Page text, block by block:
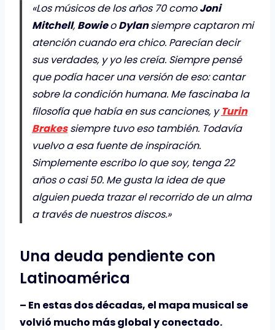
«Los músicos de los años 70 comoJoni
Mitchell, BowieoDylansiempre captaron mi
atención cuando era chico. Parecían decir
sus verdades, y yo les creía. Siempre pensé
que podía hacer una versión de eso: cantar
sobre la condición humana. Me fascinaba la
filosofía que había en sus canciones, yTurin
Brakessiempre tuvo eso también. Todavía
vuelvo a esa fuente de inspiración.
Simplemente escribo lo que soy, tenga 22
años o casi 50. Me gusta la idea de que
alguien pueda trazar el recorrido de un alma
a través de nuestros discos.»
Una deuda pendiente con
Latinoamérica
– En estas dos décadas, el mapa musical se
volvió mucho más global y conectado.